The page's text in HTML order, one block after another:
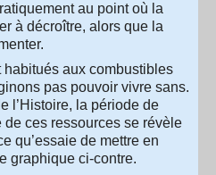
au point où la
à décroître, alors que la
habitués aux combustibles
pas pouvoir vivre sans.
l’Histoire, la période de
ces ressources se révèle
qu’essaie de mettre en
graphique ci-contre.